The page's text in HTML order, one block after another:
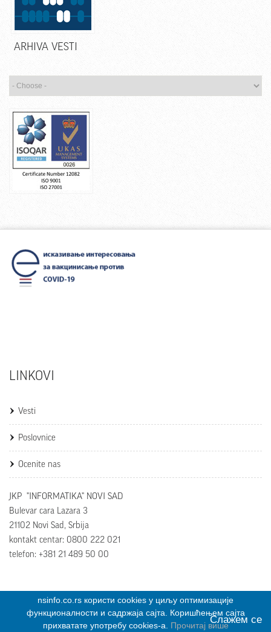
ARHIVA VESTI
LINKOVI
Vesti
Poslovnice
Ocenite nas
JKP "INFORMATIKA" NOVI SAD
Bulevar cara Lazara 3
21102 Novi Sad, Srbija
kontakt centar: 0800 222 021
telefon: +381 21 489 50 00
JKP Informatika © 2016 Sva prava zadržana. Слажем се
nsinfo.co.rs користи cookies у циљу оптимизације
функционалности и садржаја сајта. Коришћењем сајта
прихватате употребу cookies-a. Прочитај више